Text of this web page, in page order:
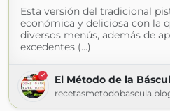
Esta versión del tradicional
económica y deliciosa con la
diversos menús, además de
excedentes (...)
El Método de la